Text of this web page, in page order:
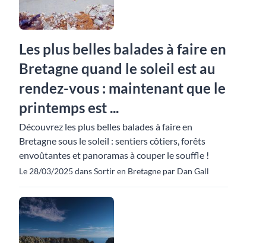
Les plus belles balades à faire en
Bretagne quand le soleil est au
rendez-vous : maintenant que le
printemps est ...
Découvrez les plus belles balades à faire en
Bretagne sous le soleil : sentiers côtiers, forêts
envoûtantes et panoramas à couper le souffle !
Le 28/03/2025 dans Sortir en Bretagne par Dan Gall